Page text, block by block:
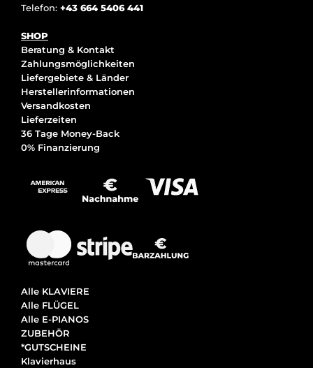
Telefon: +43 664 5406 441
SHOP
Beratung & Kontakt
Zahlungsmöglichkeiten
Liefergebiete & Länder
Herstellerinformationen
Versandkosten
Lieferzeiten
36 Tage Money-Back
0% Finanzierung
Alle KLAVIERE
Alle FLÜGEL
Alle E-PIANOS
ZUBEHÖR
*GUTSCHEINE
Klavierhaus